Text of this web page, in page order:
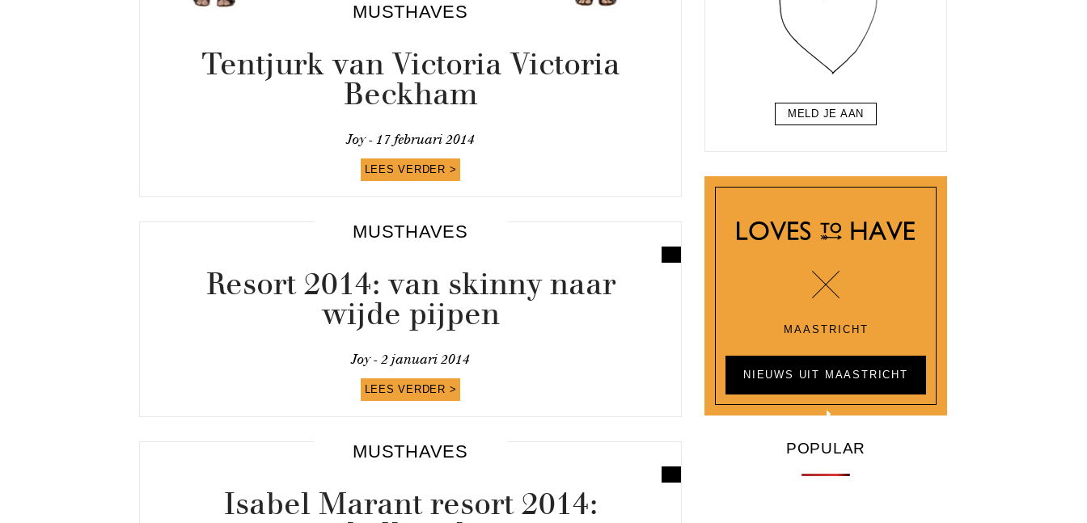
MUSTHAVES
Tentjurk van Victoria Victoria
Beckham
Joy - 17 februari 2014
LEES VERDER >
MUSTHAVES
Resort 2014: van skinny naar
wijde pijpen
Joy - 2 januari 2014
LEES VERDER >
MUSTHAVES
Isabel Marant resort 2014:
MELD JE AAN
MAASTRICHT
NIEUWS UIT MAASTRICHT
POPULAR